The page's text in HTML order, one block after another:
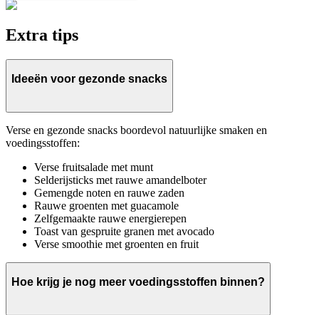
Extra tips
Ideeën voor gezonde snacks
Verse en gezonde snacks boordevol natuurlijke smaken en
voedingsstoffen:
Verse fruitsalade met munt
Selderijsticks met rauwe amandelboter
Gemengde noten en rauwe zaden
Rauwe groenten met guacamole
Zelfgemaakte rauwe energierepen
Toast van gespruite granen met avocado
Verse smoothie met groenten en fruit
Hoe krijg je nog meer voedingsstoffen binnen?